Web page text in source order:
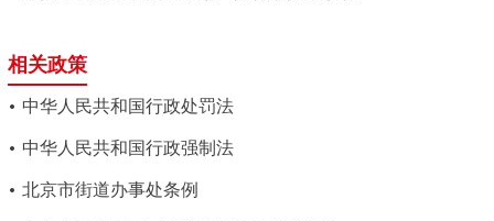
相关政策
中华人民共和国行政处罚法
中华人民共和国行政强制法
北京市街道办事处条例